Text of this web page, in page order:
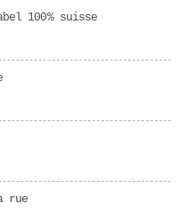
100% suisse
rue